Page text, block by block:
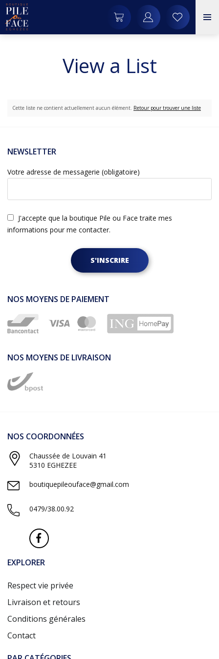
View a List
Cette liste ne contient actuellement aucun élément. Retour pour trouver une liste
NEWSLETTER
Votre adresse de messagerie (obligatoire)
J'accepte que la boutique Pile ou Face traite mes
informations pour me contacter.
S'INSCRIRE
NOS MOYENS DE PAIEMENT
NOS MOYENS DE LIVRAISON
NOS COORDONNÉES
Chaussée de Louvain 41
5310 EGHEZEE
boutiquepileouface@gmail.com
0479/38.00.92
EXPLORER
Respect vie privée
Livraison et retours
Conditions générales
Contact